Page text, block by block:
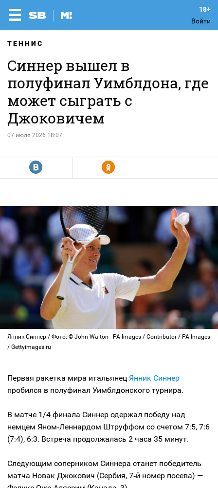
Войти
ТЕННИС
Синнер вышел в
полуфинал Уимблдона, где
может сыграть с
Джоковичем
07 июля 2026 18:07
R Y
Янник Синнер / Фото: © John Walton - PA Images / Contributor / PA Images
/ Gettyimages.ru
Первая ракетка мира итальянец Янник Синнер
пробился в полуфинал Уимблдонского турнира.
В матче 1/4 финала Синнер одержал победу над
немцем Яном‑Леннардом Штруффом со счетом 7:5, 7:6
(7:4), 6:3. Встреча продолжалась 2 часа 35 минут.
Следующим соперником Синнера станет победитель
матча Новак Джокович (Сербия, 7‑й номер посева) —